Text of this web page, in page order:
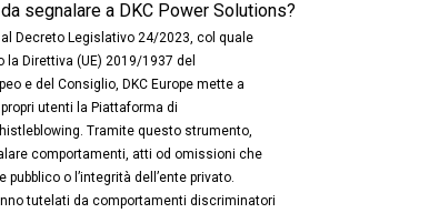
segnalare a DKC Power Solutions?
Decreto Legislativo 24/2023, col quale
la Direttiva (UE) 2019/1937 del
e del Consiglio, DKC Europe mette a
utenti la Piattaforma di
Tramite questo strumento,
comportamenti, atti od omissioni che
pubblico o l’integrità dell’ente privato.
tutelati da comportamenti discriminatori